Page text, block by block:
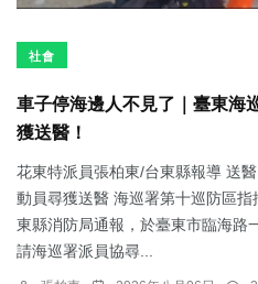
社會
車子停海邊人不見了｜臺東海
獲送醫！
花東特派員張柏東/台東縣報導 送
動員尋獲送醫 海巡署第十巡防區
東縣消防局通報，於臺東市臨海路
請海巡署派員協尋...